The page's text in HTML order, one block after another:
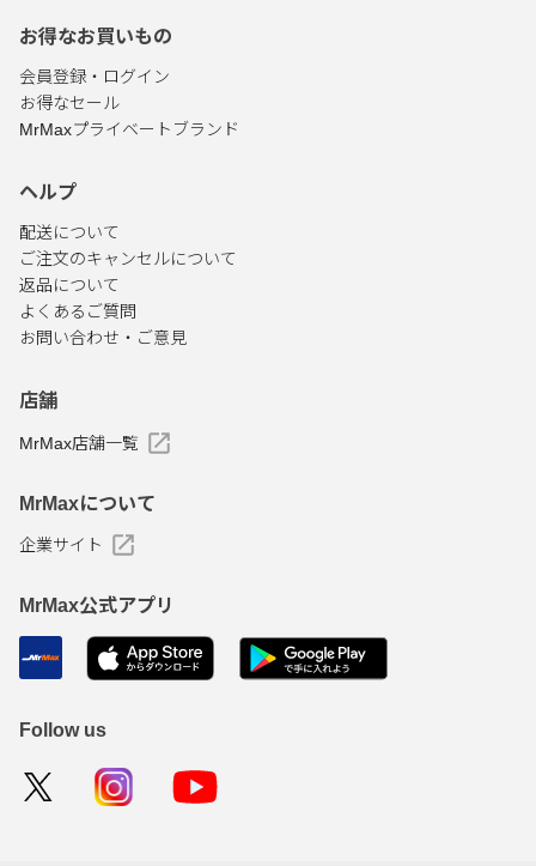
お得なお買いもの
会員登録・ログイン
お得なセール
MrMaxプライベートブランド
ヘルプ
配送について
ご注文のキャンセルについて
返品について
よくあるご質問
お問い合わせ・ご意見
店舗
MrMax店舗一覧
MrMaxについて
企業サイト
MrMax公式アプリ
Follow us